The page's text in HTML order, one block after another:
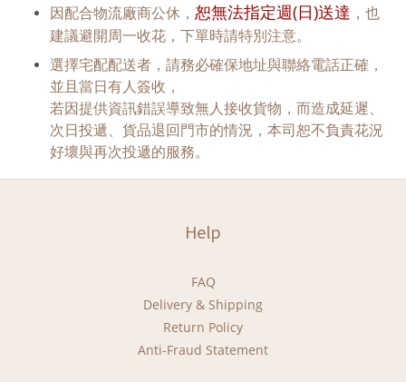
因配合物流廠商公休， 恕無法指定週(日)送達 ，也
建議避開周一收花，下單時請特別注意。
選擇宅配配送者，請務必確保地址與聯絡電話正確，
並且當日有人簽收，
若因提供資訊錯誤導致無人接收貨物，而造成延遲、
次日投遞、貨品退回門市的情況，本司恕不負責花況
好壞與再次投遞的服務。
Help
FAQ
Delivery & Shipping
Return Policy
Anti-Fraud Statement